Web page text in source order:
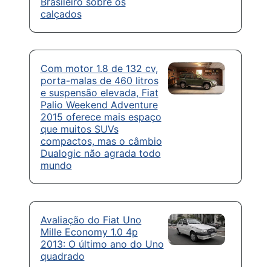
calçados
Com motor 1.8 de 132 cv,
porta-malas de 460 litros
e suspensão elevada, Fiat
Palio Weekend Adventure
2015 oferece mais espaço
que muitos SUVs
compactos, mas o câmbio
Dualogic não agrada todo
mundo
Avaliação do Fiat Uno
Mille Economy 1.0 4p
2013: O último ano do Uno
quadrado